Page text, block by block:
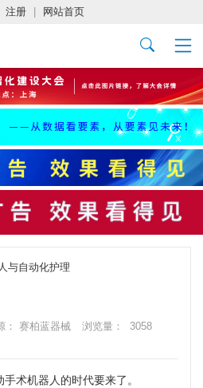
注册 网站首页
与自动化护理
： 赛柏蓝器械 浏览量：
3058
术机器人的时代要来了。